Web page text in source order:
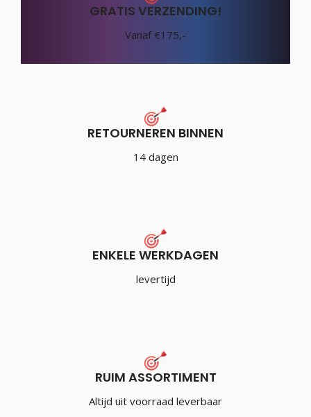
GRATIS VERZENDING!
Vanaf €175,-
RETOURNEREN BINNEN
14 dagen
ENKELE WERKDAGEN
levertijd
RUIM ASSORTIMENT
Altijd uit voorraad leverbaar